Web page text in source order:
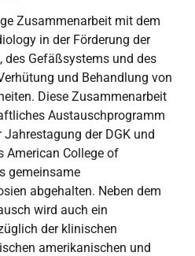
Zusammenarbeit mit dem
in der Förderung der
des Gefäßsystems und des
und Behandlung von
Diese Zusammenarbeit
Austauschprogramm
der DGK und
American College of
gemeinsame
abgehalten. Neben dem
wird auch ein
der klinischen
amerikanischen und